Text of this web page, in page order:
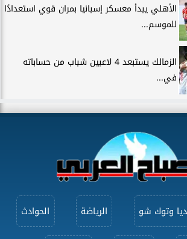
الأهلي يبدأ معسكر إسبانيا بمران قوي استعدادًا
للموسم...
الزمالك يستبعد 4 لاعبين شباب من حساباته
في...
وتوك شو الرياضة الحوادث